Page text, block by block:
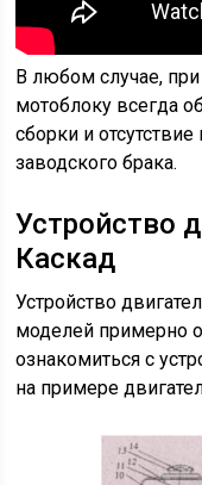
В любом случае,
мотоблоку всегда
сборки и
заводского брака.
Устройство
Каскад
Устройство
моделей примерно
ознакомиться с
на примере